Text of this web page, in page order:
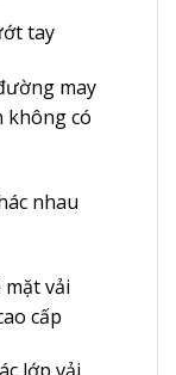
tay
may
không có
nhau
vải
cấp